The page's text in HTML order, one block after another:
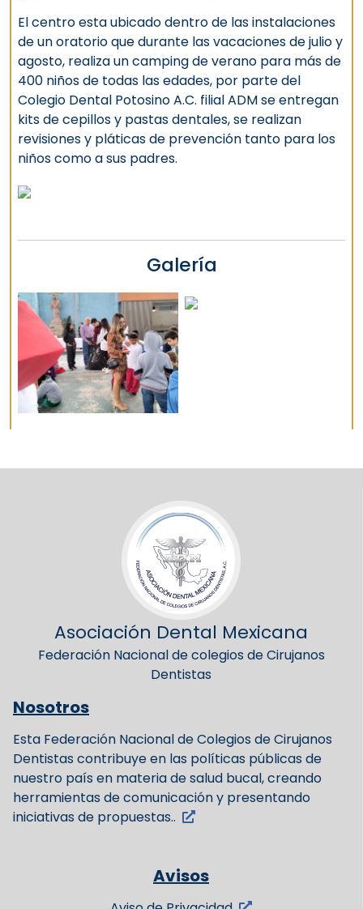
El centro esta ubicado dentro de las instalaciones
de un oratorio que durante las vacaciones de julio y
agosto, realiza un camping de verano para más de
400 niños de todas las edades, por parte del
Colegio Dental Potosino A.C. filial ADM se entregan
kits de cepillos y pastas dentales, se realizan
revisiones y pláticas de prevención tanto para los
niños como a sus padres.
Galería
Asociación Dental Mexicana
Federación Nacional de colegios de Cirujanos
Dentistas
Nosotros
Esta Federación Nacional de Colegios de Cirujanos
Dentistas contribuye en las políticas públicas de
nuestro país en materia de salud bucal, creando
herramientas de comunicación y presentando
iniciativas de propuestas..
Avisos